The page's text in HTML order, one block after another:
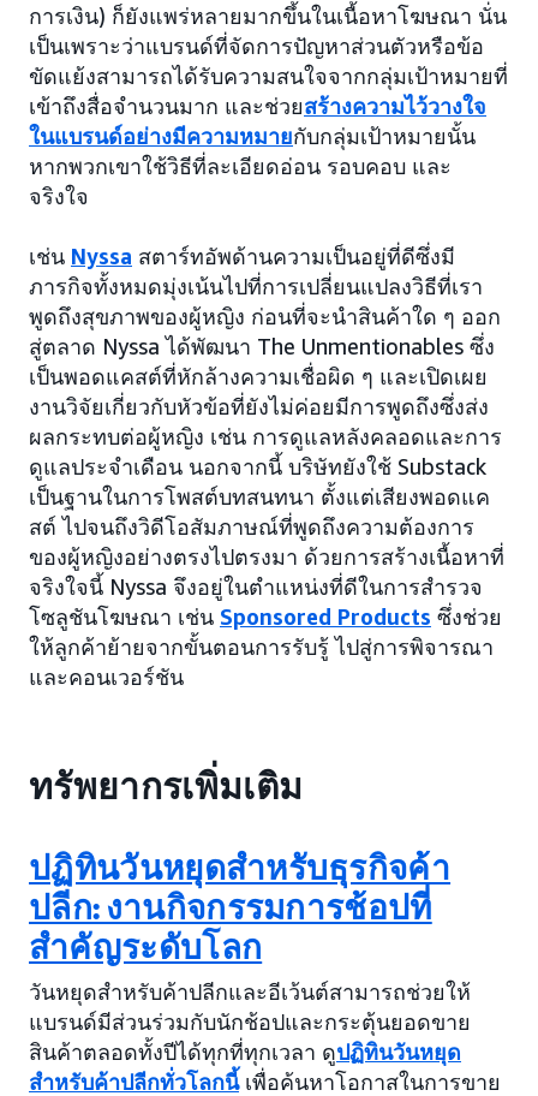
การเงิน) ก็ยังแพร่หลายมากขึ้นในเนื้อหาโฆษณา นั่น
เป็นเพราะว่าแบรนด์ที่จัดการปัญหาส่วนตัวหรือข้อ
ขัดแย้งสามารถได้รับความสนใจจากกลุ่มเป้าหมายที่
เข้าถึงสื่อจำนวนมาก และช่วยสร้างความไว้วางใจ
ในแบรนด์อย่างมีความหมายกับกลุ่มเป้าหมายนั้น
หากพวกเขาใช้วิธีที่ละเอียดอ่อน รอบคอบ และ
จริงใจ
เช่น Nyssa สตาร์ทอัพด้านความเป็นอยู่ที่ดีซึ่งมี
ภารกิจทั้งหมดมุ่งเน้นไปที่การเปลี่ยนแปลงวิธีที่เรา
พูดถึงสุขภาพของผู้หญิง ก่อนที่จะนำสินค้าใด ๆ ออก
สู่ตลาด Nyssa ได้พัฒนา The Unmentionables ซึ่ง
เป็นพอดแคสต์ที่หักล้างความเชื่อผิด ๆ และเปิดเผย
งานวิจัยเกี่ยวกับหัวข้อที่ยังไม่ค่อยมีการพูดถึงซึ่งส่ง
ผลกระทบต่อผู้หญิง เช่น การดูแลหลังคลอดและการ
ดูแลประจำเดือน นอกจากนี้ บริษัทยังใช้ Substack
เป็นฐานในการโพสต์บทสนทนา ตั้งแต่เสียงพอดแค
สต์ ไปจนถึงวิดีโอสัมภาษณ์ที่พูดถึงความต้องการ
ของผู้หญิงอย่างตรงไปตรงมา ด้วยการสร้างเนื้อหาที่
จริงใจนี้ Nyssa จึงอยู่ในตำแหน่งที่ดีในการสำรวจ
โซลูชันโฆษณา เช่น Sponsored Products ซึ่งช่วย
ให้ลูกค้าย้ายจากขั้นตอนการรับรู้ ไปสู่การพิจารณา
และคอนเวอร์ชัน
ทรัพยากรเพิ่มเติม
ปฏิทินวันหยุดสำหรับธุรกิจค้า
ปลีก: งานกิจกรรมการช้อปที่
สำคัญระดับโลก
วันหยุดสำหรับค้าปลีกและอีเว้นต์สามารถช่วยให้
แบรนด์มีส่วนร่วมกับนักช้อปและกระตุ้นยอดขาย
สินค้าตลอดทั้งปีได้ทุกที่ทุกเวลา ดูปฏิทินวันหยุด
สำหรับค้าปลีกทั่วโลกนี้เพื่อค้นหาโอกาสในการขาย